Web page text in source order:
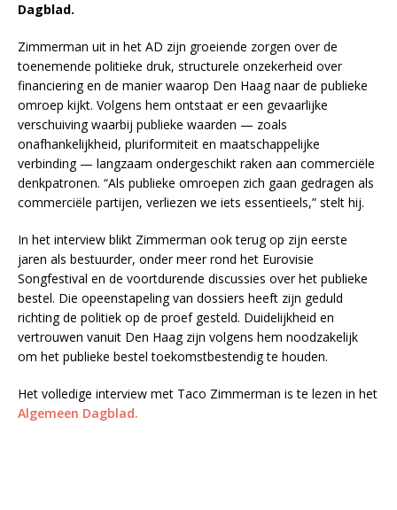
Dagblad.
Zimmerman uit in het AD zijn groeiende zorgen over de
toenemende politieke druk, structurele onzekerheid over
financiering en de manier waarop Den Haag naar de publieke
omroep kijkt. Volgens hem ontstaat er een gevaarlijke
verschuiving waarbij publieke waarden — zoals
onafhankelijkheid, pluriformiteit en maatschappelijke
verbinding — langzaam ondergeschikt raken aan commerciële
denkpatronen. “Als publieke omroepen zich gaan gedragen als
commerciële partijen, verliezen we iets essentieels,” stelt hij.
In het interview blikt Zimmerman ook terug op zijn eerste
jaren als bestuurder, onder meer rond het Eurovisie
Songfestival en de voortdurende discussies over het publieke
bestel. Die opeenstapeling van dossiers heeft zijn geduld
richting de politiek op de proef gesteld. Duidelijkheid en
vertrouwen vanuit Den Haag zijn volgens hem noodzakelijk
om het publieke bestel toekomstbestendig te houden.
Het volledige interview met Taco Zimmerman is te lezen in het
Algemeen Dagblad.